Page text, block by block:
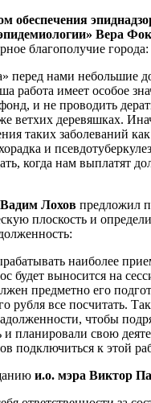
обеспечения
Вера
благополучие города:
перед нами небольшие
работа имеет особое
и не проводить
ветхих деревяшках.
таких заболеваний как
и
когда нам выплатят
Вадим Лохов предложил
плоскость и
наиболее
будет выносится на
предметно его
рубля все посчитать.
чтобы
и планировали свою
подключиться к этой
и.о. мэра Виктор